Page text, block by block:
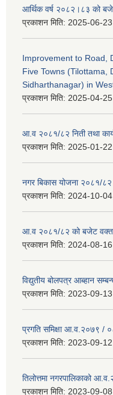
आर्थिक वर्ष २०८२।८३ को
प्रकाशन मिति: 2025-06-23
Improvement to Road,
Five Towns (Tilottama,
Sidharthanagar) in
प्रकाशन मिति: 2025-04-25
आ.व २०८१/८२ निती तथा
प्रकाशन मिति: 2025-01-22
नगर बिकास योजना २०८१/८२
प्रकाशन मिति: 2024-10-04
आ.व २०८१/८२ को बजेट
प्रकाशन मिति: 2024-08-16
विद्युतीय बोलपत्र आब्हान
प्रकाशन मिति: 2023-09-13
प्रगति समिक्षा आ.व.२०७९ /
प्रकाशन मिति: 2023-09-12
तिलोत्तमा नगरपालिकाको
प्रकाशन मिति: 2023-09-08